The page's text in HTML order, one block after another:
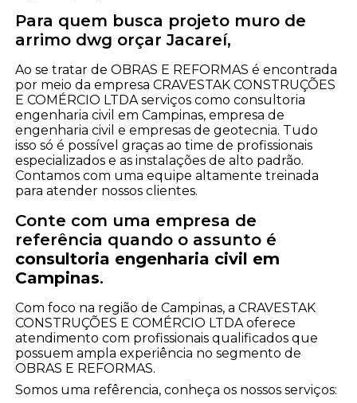
Para quem busca projeto muro de
arrimo dwg orçar Jacareí,
Ao se tratar de OBRAS E REFORMAS é encontrada
por meio da empresa CRAVESTAK CONSTRUÇÕES
E COMÉRCIO LTDA serviços como consultoria
engenharia civil em Campinas, empresa de
engenharia civil e empresas de geotecnia. Tudo
isso só é possível graças ao time de profissionais
especializados e as instalações de alto padrão.
Contamos com uma equipe altamente treinada
para atender nossos clientes.
Conte com uma empresa de
referência quando o assunto é
consultoria engenharia civil em
Campinas.
Com foco na região de Campinas, a CRAVESTAK
CONSTRUÇÕES E COMÉRCIO LTDA oferece
atendimento com profissionais qualificados que
possuem ampla experiência no segmento de
OBRAS E REFORMAS.
Somos uma refêrencia, conheça os nossos serviços: